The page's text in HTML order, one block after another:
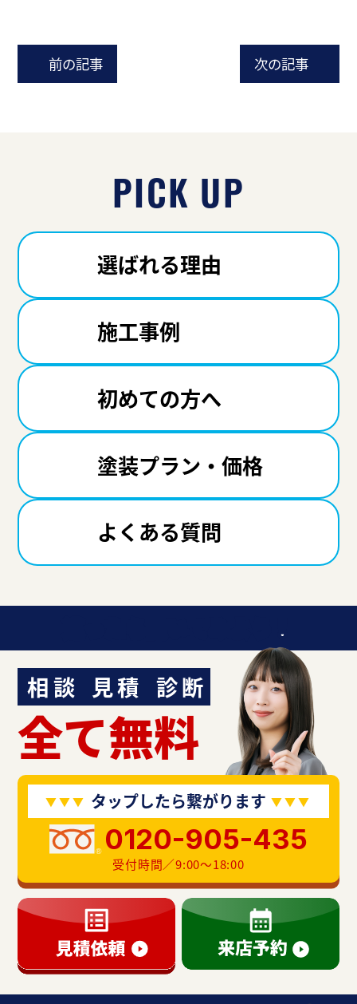
前の記事 次の記事
PICK UP
選ばれる理由
施工事例
初めての方へ
塗装プラン・価格
よくある質問
迷ったら聞いてみよう！
相談 見積 診断
全て無料
タップしたら繋がります
0120-905-435
受付時間／9:00〜18:00